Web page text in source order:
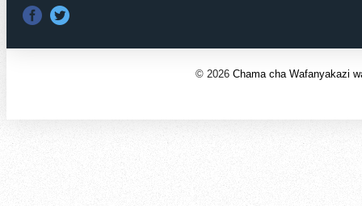
© 2026 Chama cha Wafanyakazi